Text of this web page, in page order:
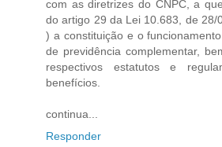
com as diretrizes do CNPC, a
do artigo 29 da Lei 10.683, de 28/
) a constituição e o
de previdência complementar,
respectivos estatutos e
benefícios.
continua...
Responder